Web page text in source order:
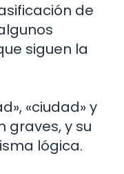
de
siguen la
«ciudad» y
graves, y su
lógica.